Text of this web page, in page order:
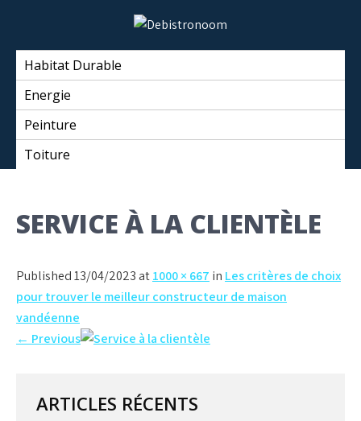
content
Debistronoom
Habitat Durable
Energie
Peinture
Toiture
SERVICE À LA CLIENTÈLE
Published 13/04/2023 at1000 × 667 in Les critères de choix
pour trouver le meilleur constructeur de maison
vandéenne
← Previous
ARTICLES RÉCENTS